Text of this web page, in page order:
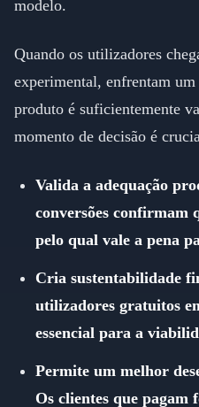
modelo.
Quando os utilizadores
experimental, enfrentam
produto é suficientemente
momento de decisão é
Valida a adequação
conversões confirmam
pelo qual vale a pena
Cria sustentabilidade
utilizadores gratuitos
essencial para a
Permite um melhor
Os clientes que pagam